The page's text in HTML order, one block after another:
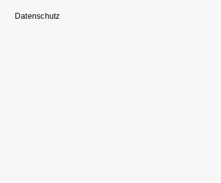
Datenschutz